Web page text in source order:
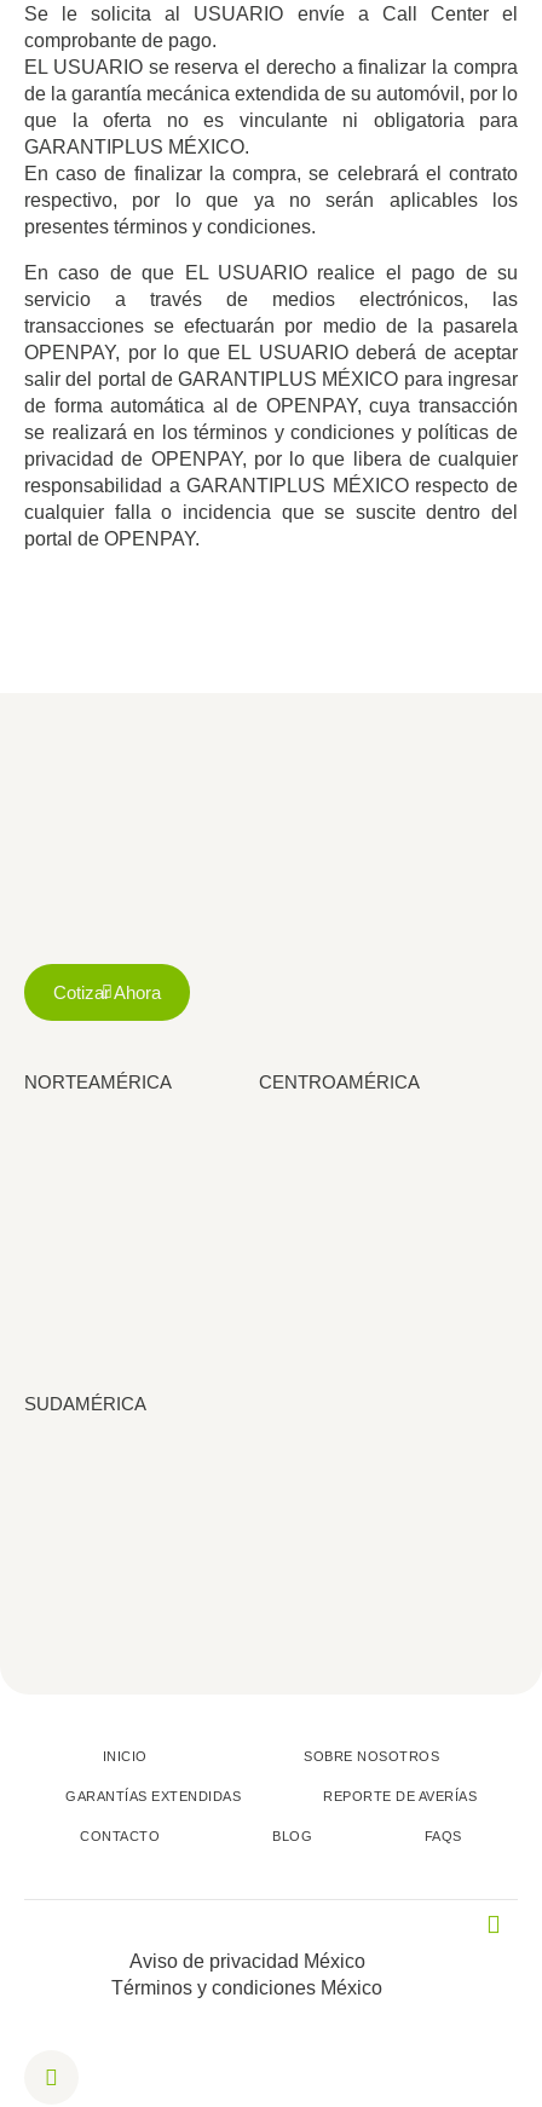
Se le solicita al USUARIO envíe a Call Center el
comprobante de pago.
EL USUARIO se reserva el derecho a finalizar la compra
de la garantía mecánica extendida de su automóvil, por lo
que la oferta no es vinculante ni obligatoria para
GARANTIPLUS MÉXICO.
En caso de finalizar la compra, se celebrará el contrato
respectivo, por lo que ya no serán aplicables los
presentes términos y condiciones.
En caso de que EL USUARIO realice el pago de su
servicio a través de medios electrónicos, las
transacciones se efectuarán por medio de la pasarela
OPENPAY, por lo que EL USUARIO deberá de aceptar
salir del portal de GARANTIPLUS MÉXICO para ingresar
de forma automática al de OPENPAY, cuya transacción
se realizará en los términos y condiciones y políticas de
privacidad de OPENPAY, por lo que libera de cualquier
responsabilidad a GARANTIPLUS MÉXICO respecto de
cualquier falla o incidencia que se suscite dentro del
portal de OPENPAY.
Cotizar Ahora
NORTEAMÉRICA CENTROAMÉRICA
SUDAMÉRICA
INICIO SOBRE NOSOTROS
GARANTÍAS EXTENDIDAS REPORTE DE AVERÍAS
CONTACTO BLOG FAQS
Aviso de privacidad México
Términos y condiciones México